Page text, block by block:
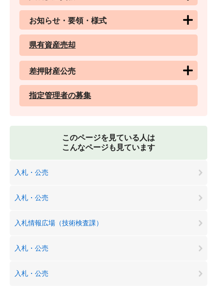
お知らせ・要領・様式
県有資産売却
差押財産公売
指定管理者の募集
このページを見ている人は
こんなページも見ています
入札・公売
入札・公売
入札情報広場（技術検査課）
入札・公売
入札・公売